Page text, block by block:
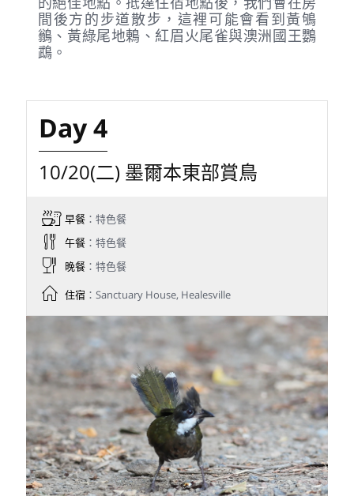
間後方的步道散步，這裡可能會看到黃鴝
鶲、黃綠尾地鶇、紅眉火尾雀與澳洲國王鸚
鵡。
Day 4
10/20(二) 墨爾本東部賞鳥
早餐：特色餐
午餐：特色餐
晚餐：特色餐
住宿：Sanctuary House, Healesville